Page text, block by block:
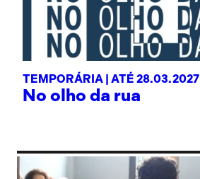
TEMPORÁRIA | ATÉ 28.03.2027
No olho da rua